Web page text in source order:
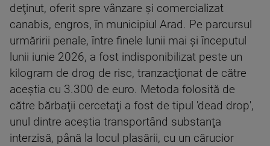
deţinut, oferit spre vânzare şi comercializat
canabis, engros, în municipiul Arad. Pe parcursul
urmăririi penale, între finele lunii mai şi începutul
lunii iunie 2026, a fost indisponibilizat peste un
kilogram de drog de risc, tranzacţionat de către
aceştia cu 3.300 de euro. Metoda folosită de
către bărbaţii cercetaţi a fost de tipul 'dead drop',
unul dintre aceştia transportând substanţa
interzisă, până la locul plasării, cu un cărucior